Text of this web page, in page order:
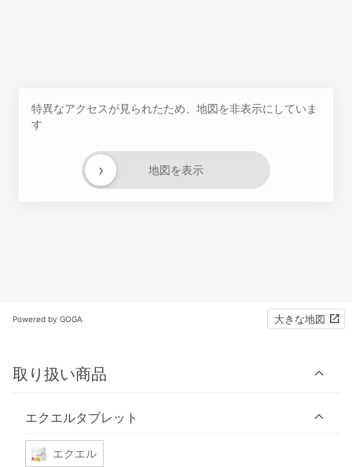
特異なアクセスが見られたため、地図を非表示にしていま
す
地図を表示
›
Powered by GOGA 大きな地図
取り扱い商品
エクエルタブレット
エクエル